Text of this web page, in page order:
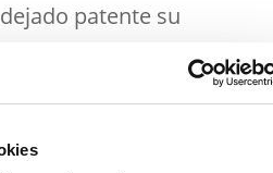
patente su
de las
transporte de
y la demanda,